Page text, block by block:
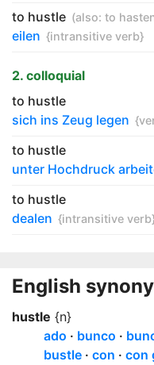
to hustle (also: to
eilen {intransitive verb}
2. colloquial
to hustle
sich ins Zeug legen
to hustle
unter Hochdruck
to hustle
dealen {intransitive
English
hustle {n}
ado
bunco
bustle
con con